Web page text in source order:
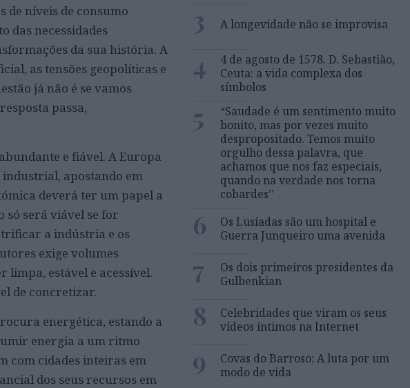
de níveis de consumo
das necessidades
da sua história. A
as tensões geopolíticas e
já não é se vamos
passa,
e fiável. A Europa
industrial, apostando em
deverá ter um papel a
só será viável se for
a indústria e os
exige volumes
limpa, estável e acessível.
de concretizar.
energética, estando a
energia a um ritmo
com cidades inteiras em
dos seus recursos em
3 A longevidade não se improvisa
4
4 de agosto de 1578. D. Sebastião,
Ceuta: a vida complexa dos
símbolos
5
“Saudade é um sentimento muito
bonito, mas por vezes muito
despropositado. Temos muito
orgulho dessa palavra, que
achamos que nos faz especiais,
quando na verdade nos torna
cobardes’’
6
Os Lusíadas são um hospital e
Guerra Junqueiro uma avenida
7
Os dois primeiros presidentes da
Gulbenkian
8
Celebridades que viram os seus
vídeos íntimos na Internet
9
Covas do Barroso: A luta por um
modo de vida